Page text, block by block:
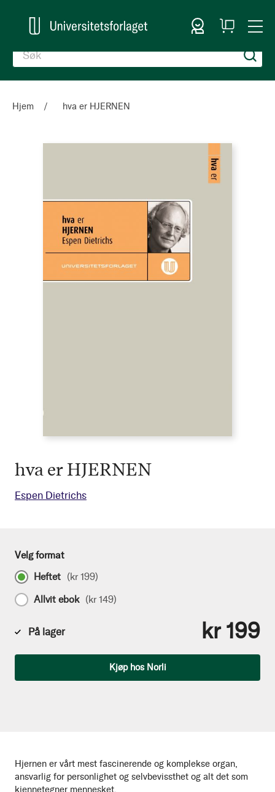
Logg inn
Handlekurv
Hjem hva er HJERNEN
hva er HJERNEN
Espen Dietrichs
Hjernen er vårt mest fascinerende og komplekse organ,
ansvarlig for personlighet og selvbevissthet og alt det som
kjennetegner mennesket.
Velg format
Heftet (kr 199)
Allvit ebok (kr 149)
På lager kr 199
Kjøp hos Norli